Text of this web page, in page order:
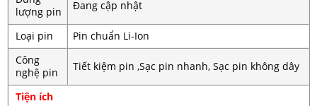
lượng pin
Đang cập nhật
Loại pin
Pin chuẩn Li-Ion
Công
nghệ pin
Tiết kiệm pin ,Sạc pin nhanh, Sạc pin không dây
Tiện ích